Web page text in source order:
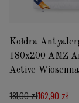
Kołdra
180x200 AMZ
Active Wiosenna
181,00 zł162,90 zł